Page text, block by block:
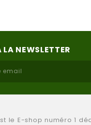
NEWSLETTER
le E-shop numéro 1